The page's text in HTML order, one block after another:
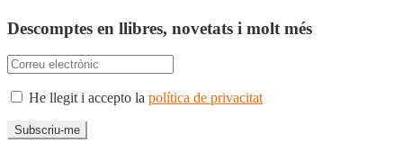
Descomptes en llibres, novetats i molt més
He llegit i accepto la política de privacitat